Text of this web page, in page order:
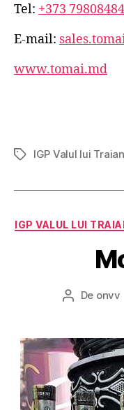
Tel: +373 79808484
E-mail:
www.tomai.md
EticheteIGP Valul lui Traian
IGP VALUL LUI
Autor
De onvv